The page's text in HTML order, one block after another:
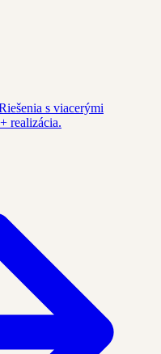
s viacerými
realizácia.